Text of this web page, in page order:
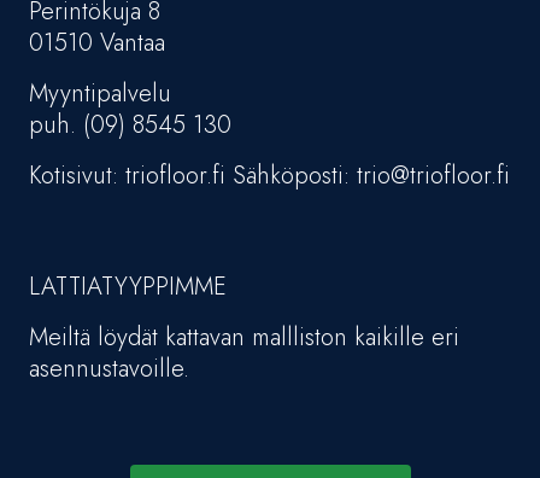
Perintökuja 8
01510 Vantaa
Myyntipalvelu
puh. (09) 8545 130
Kotisivut: triofloor.fi Sähköposti: trio@triofloor.fi
LATTIATYYPPIMME
Meiltä löydät kattavan mallliston kaikille eri
asennustavoille.